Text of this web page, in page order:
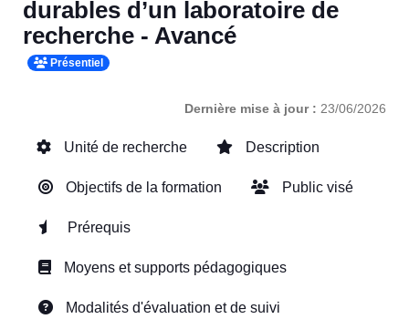
durables d’un laboratoire de
recherche - Avancé
Présentiel
Dernière mise à jour : 23/06/2026
Unité de recherche Description
Objectifs de la formation Public visé
Prérequis
Moyens et supports pédagogiques
Modalités d'évaluation et de suivi